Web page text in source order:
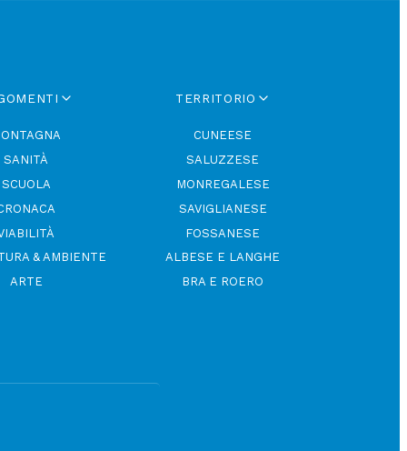
SANITÀ
SCUOLA
& AMBIENTE
ARTE
TERRITORIO
CUNEESE
SALUZZESE
MONREGALESE
SAVIGLIANESE
FOSSANESE
ALBESE E LANGHE
BRA E ROERO